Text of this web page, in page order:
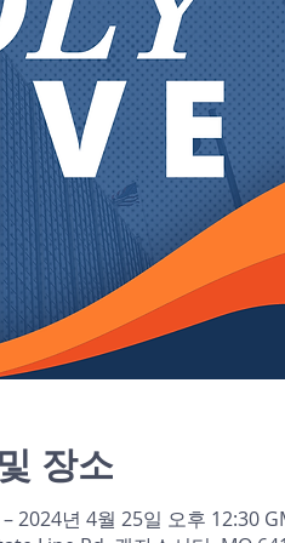
장소
2024년 4월 25일 오후 12:30